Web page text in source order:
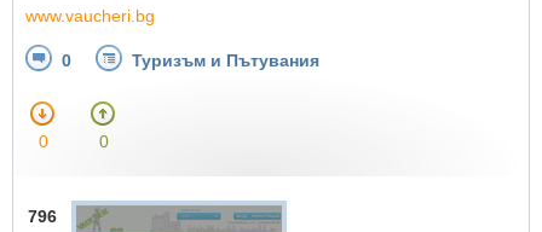
www.vaucheri.bg
0 Туризъм и Пътувания
0 0
796